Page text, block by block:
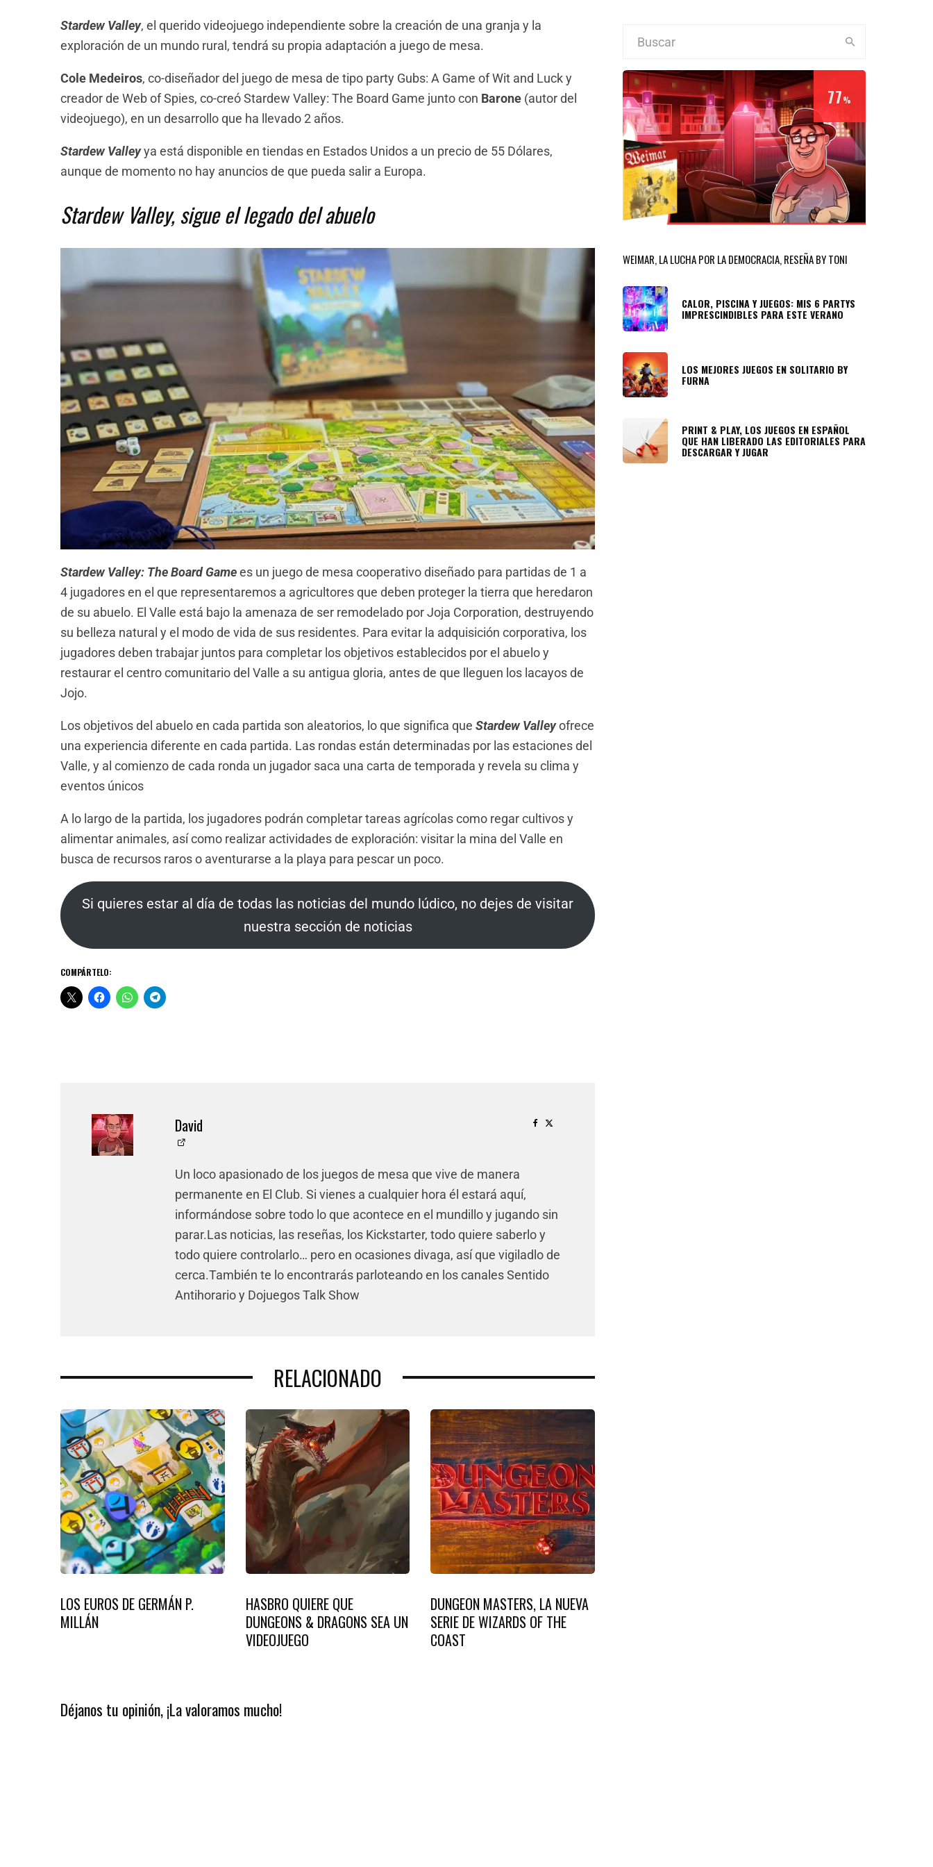
Stardew Valley, el querido videojuego independiente sobre la creación de una granja y la
exploración de un mundo rural, tendrá su propia adaptación a juego de mesa.
Cole Medeiros, co-diseñador del juego de mesa de tipo party Gubs: A Game of Wit and Luck y
creador de Web of Spies, co-creó Stardew Valley: The Board Game junto con Barone (autor del
videojuego), en un desarrollo que ha llevado 2 años.
Stardew Valleyya está disponible en tiendas en Estados Unidos a un precio de 55 Dólares,
aunque de momento no hay anuncios de que pueda salir a Europa.
Stardew Valley, sigue el legado del abuelo
Stardew Valley: The Board Gamees un juego de mesa cooperativo diseñado para partidas de 1 a
4 jugadores en el que representaremos a agricultores que deben proteger la tierra que heredaron
de su abuelo. El Valle está bajo la amenaza de ser remodelado por Joja Corporation, destruyendo
su belleza natural y el modo de vida de sus residentes. Para evitar la adquisición corporativa, los
jugadores deben trabajar juntos para completar los objetivos establecidos por el abuelo y
restaurar el centro comunitario del Valle a su antigua gloria, antes de que lleguen los lacayos de
Jojo.
Los objetivos del abuelo en cada partida son aleatorios, lo que significa que Stardew Valleyofrece
una experiencia diferente en cada partida. Las rondas están determinadas por las estaciones del
Valle, y al comienzo de cada ronda un jugador saca una carta de temporada y revela su clima y
eventos únicos
A lo largo de la partida, los jugadores podrán completar tareas agrícolas como regar cultivos y
alimentar animales, así como realizar actividades de exploración: visitar la mina del Valle en
busca de recursos raros o aventurarse a la playa para pescar un poco.
Si quieres estar al día de todas las noticias del mundo lúdico, no dejes de visitar
nuestra sección de noticias
COMPÁRTELO:
David
Un loco apasionado de los juegos de mesa que vive de manera
permanente en El Club. Si vienes a cualquier hora él estará aquí,
informándose sobre todo lo que acontece en el mundillo y jugando sin
parar.Las noticias, las reseñas, los Kickstarter, todo quiere saberlo y
todo quiere controlarlo… pero en ocasiones divaga, así que vigiladlo de
cerca.También te lo encontrarás parloteando en los canales Sentido
Antihorario y Dojuegos Talk Show
RELACIONADO
LOS EUROS DE GERMÁN P.
MILLÁN
HASBRO QUIERE QUE
DUNGEONS & DRAGONS SEA UN
VIDEOJUEGO
DUNGEON MASTERS, LA NUEVA
SERIE DE WIZARDS OF THE
COAST
Déjanos tu opinión, ¡La valoramos mucho!
77%
WEIMAR, LA LUCHA POR LA DEMOCRACIA, RESEÑA BY TONI
CALOR, PISCINA Y JUEGOS: MIS 6 PARTYS
IMPRESCINDIBLES PARA ESTE VERANO
LOS MEJORES JUEGOS EN SOLITARIO BY
FURNA
PRINT & PLAY, LOS JUEGOS EN ESPAÑOL
QUE HAN LIBERADO LAS EDITORIALES PARA
DESCARGAR Y JUGAR